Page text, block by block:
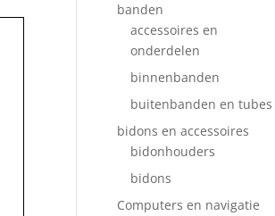
banden
accessoires en
onderdelen
binnenbanden
buitenbanden en tubes
bidons en accessoires
bidonhouders
bidons
Computers en navigatie